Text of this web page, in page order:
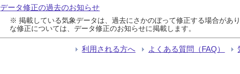
データ修正の過去のお知らせ
※ 掲載している気象データは、過去にさかのぼって修正する場合があ
な修正については、データ修正のお知らせに掲載します。
利用される方へ よくある質問（FAQ）